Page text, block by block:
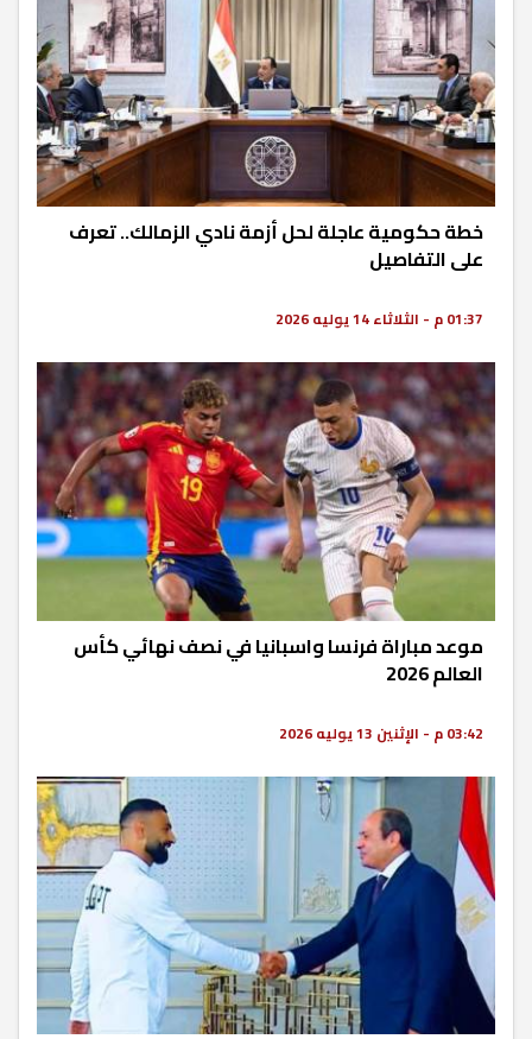
خطة حكومية عاجلة لحل أزمة نادي الزمالك.. تعرف
على التفاصيل
01:37 م - الثلاثاء 14 يوليه 2026
موعد مباراة فرنسا واسبانيا في نصف نهائي كأس
العالم 2026
03:42 م - الإثنين 13 يوليه 2026